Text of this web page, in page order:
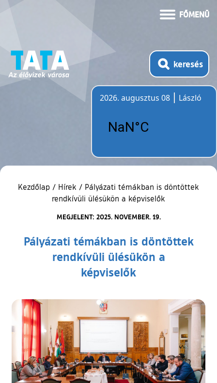
FŐMENÜ
keresés
2026. augusztus 08
László
Kezdőlap / Hírek / Pályázati témákban is döntöttek
rendkívüli ülésükön a képviselők
MEGJELENT: 2025. NOVEMBER. 19.
Pályázati témákban is döntöttek
rendkívüli ülésükön a
képviselők